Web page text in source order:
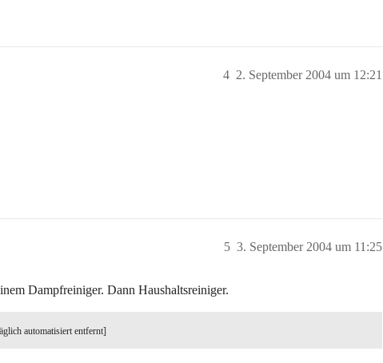
2. September 2004 um 12:21
4
3. September 2004 um 11:25
5
Dampfreiniger. Dann Haushaltsreiniger.
automatisiert entfernt]